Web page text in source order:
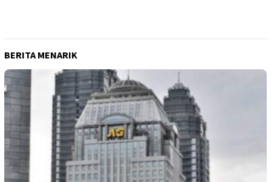
BERITA MENARIK